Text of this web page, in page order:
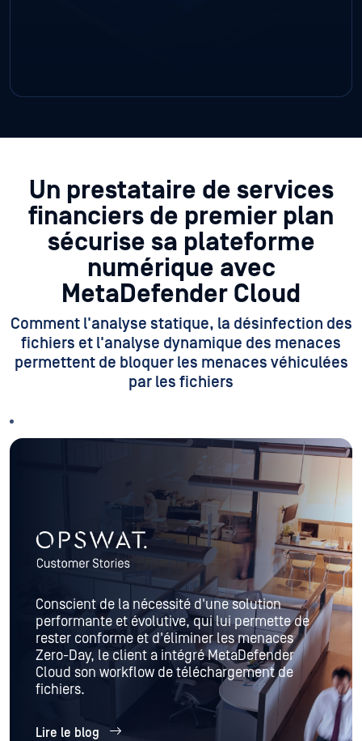
Un prestataire de services
financiers de premier plan
sécurise sa plateforme
numérique avec
MetaDefender Cloud
Comment l'analyse statique, la désinfection des
fichiers et l'analyse dynamique des menaces
permettent de bloquer les menaces véhiculées
par les fichiers
Conscient de la nécessité d'une solution
performante et évolutive, qui lui permette de
rester conforme et d'éliminer les menaces
Zero-Day, le client a intégré MetaDefender
Cloud son workflow de téléchargement de
fichiers.
Lire le blog